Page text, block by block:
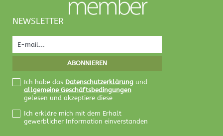
NEWSLETTER
Ich habe das Datenschutzerklärungund
allgemeine Geschäftsbedingungen
gelesen und akzeptiere diese
Ich erkläre mich mit dem Erhalt
gewerblicher Information einverstanden